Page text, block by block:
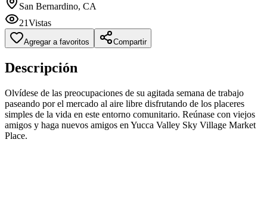
San Bernardino, CA
21Vistas
Agregar a favoritos Compartir
Descripción
Olvídese de las preocupaciones de su agitada semana de trabajo
paseando por el mercado al aire libre disfrutando de los placeres
simples de la vida en este entorno comunitario. Reúnase con viejos
amigos y haga nuevos amigos en Yucca Valley Sky Village Market
Place.